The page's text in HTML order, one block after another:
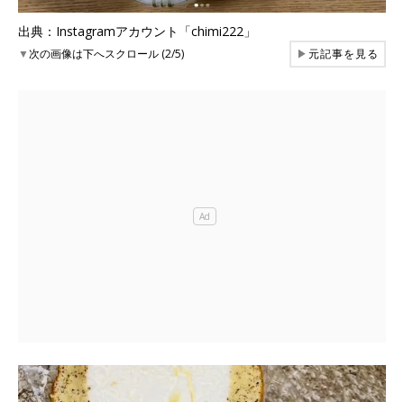
出典：Instagramアカウント「chimi222」
▼次の画像は下へスクロール (2/5) ▶元記事を見る